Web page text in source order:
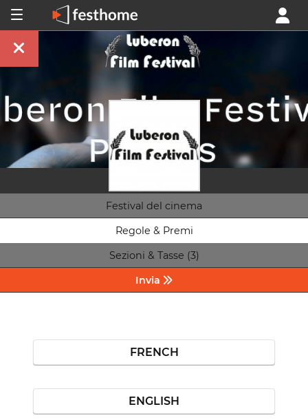
Festival del cinema
Regole & Premi
Sezioni & Tasse (3)
Invia
FRENCH
ENGLISH